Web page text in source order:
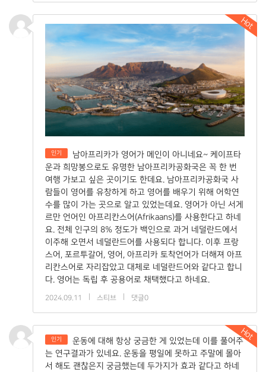
인기
남아프리카가 영어가 메인이 아니네요~ 케이프타
운과 희망봉으로도 유명한 남아프리카공화국은 꼭 한 번
여행 가보고 싶은 곳이기도 한데요. 남아프리카공화국 사
람들이 영어를 유창하게 하고 영어를 배우기 위해 어학연
수를 많이 가는 곳으로 알고 있었는데요. 영어가 아닌 서게
르만 언어인 아프리칸스어(Afrikaans)를 사용한다고 하네
요. 전체 인구의 8% 정도가 백인으로 과거 네덜란드에서
이주해 오면서 네덜란드어를 사용되다 합니다. 이후 프랑
스어, 포르투갈어, 영어, 아프리카 토착언어가 더해져 아프
리칸스어로 자리잡았고 대체로 네덜란드어와 같다고 합니
다. 영어는 독립 후 공용어로 채택했다고 하네요.
2024.09.11 스티브 댓글0
Hot
인기
운동에 대해 항상 궁금한 게 있었는데 이를 풀어주
는 연구결과가 있네요. 운동을 평일에 못하고 주말에 몰아
서 해도 괜찮은지 궁금했는데 두가지가 효과 같다고 하네
Hot